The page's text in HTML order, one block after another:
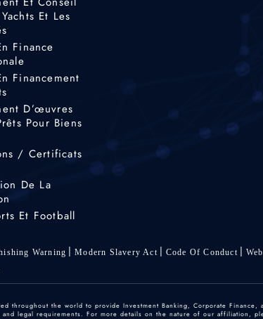
Et Les
Finance
Financement
D’œuvres
Pour Biens
/ Certificats
De La
Et Football
Warning Modern Slavery Act Code Of Conduct
the world to provide Investment Banking, Corporate Finance,
legal requirements. For more details on the nature of our affiliation,